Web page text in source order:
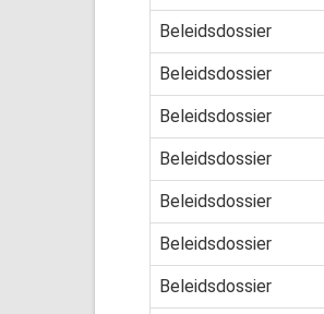
Beleidsdossier
Beleidsdossier
Beleidsdossier
Beleidsdossier
Beleidsdossier
Beleidsdossier
Beleidsdossier